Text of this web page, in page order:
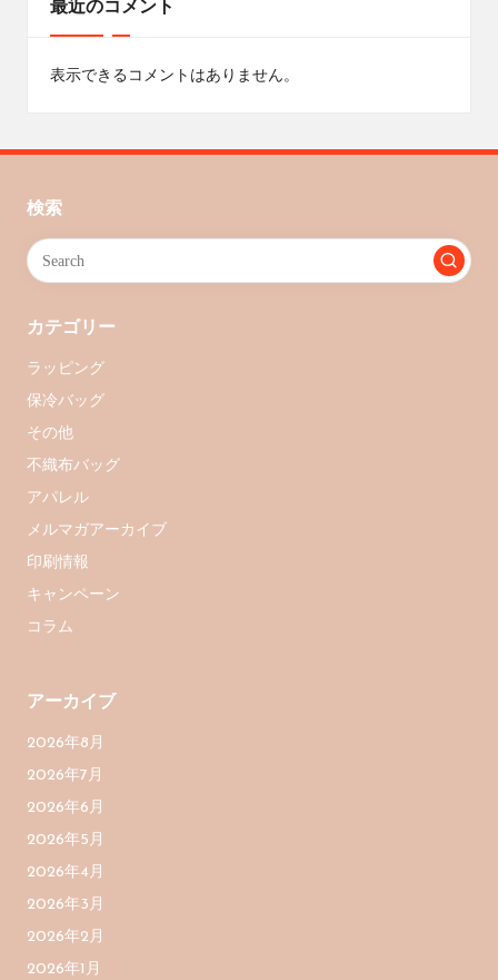
最近のコメント
表示できるコメントはありません。
検索
カテゴリー
ラッピング
保冷バッグ
その他
不織布バッグ
アパレル
メルマガアーカイブ
印刷情報
キャンペーン
コラム
アーカイブ
2026年8月
2026年7月
2026年6月
2026年5月
2026年4月
2026年3月
2026年2月
2026年1月